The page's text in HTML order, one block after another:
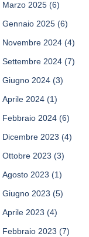
Marzo 2025 (6)
Gennaio 2025 (6)
Novembre 2024 (4)
Settembre 2024 (7)
Giugno 2024 (3)
Aprile 2024 (1)
Febbraio 2024 (6)
Dicembre 2023 (4)
Ottobre 2023 (3)
Agosto 2023 (1)
Giugno 2023 (5)
Aprile 2023 (4)
Febbraio 2023 (7)